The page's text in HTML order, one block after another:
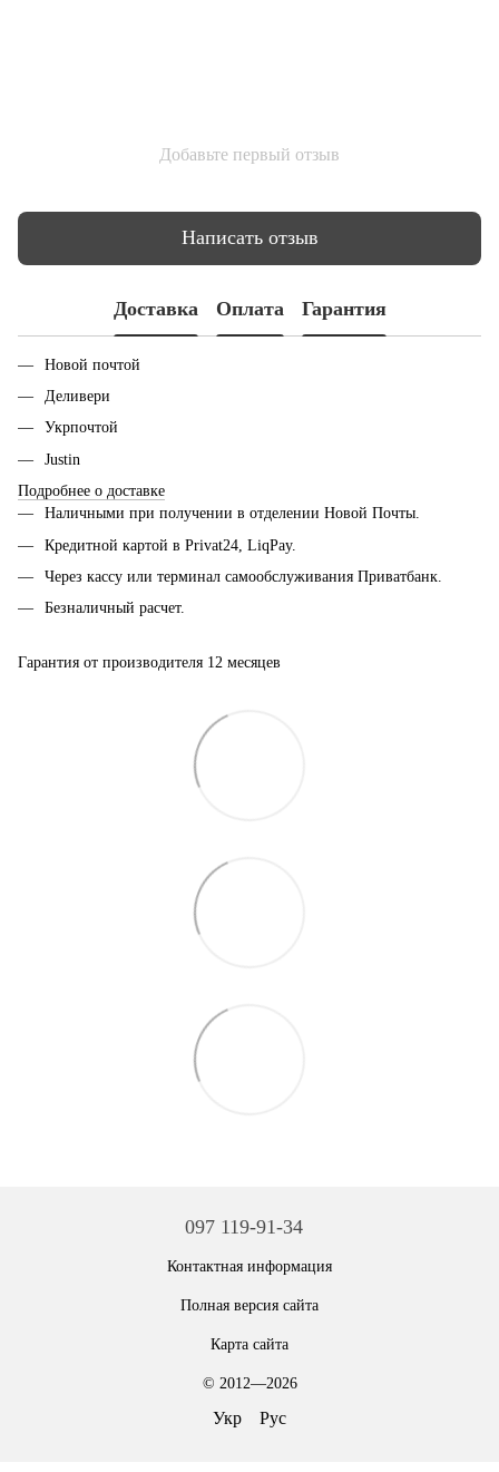
Добавьте первый отзыв
Написать отзыв
Доставка Оплата Гарантия
Новой почтой
Деливери
Укрпочтой
Justin
Подробнее о доставке
Наличными при получении в отделении Новой Почты.
Кредитной картой в Privat24, LiqPay.
Через кассу или терминал самообслуживания Приватбанк.
Безналичный расчет.
Гарантия от производителя 12 месяцев
097 119-91-34
Контактная информация
Полная версия сайта
Карта сайта
© 2012—2026
Укр Рус